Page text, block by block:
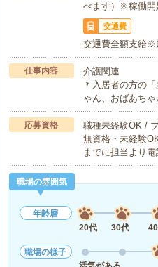
べます）※稼働開
交通費
交通費全額支給※
仕事内容
介護関連
＊入居者の方の
ゃん、おばあち
応募資格
職種未経験OK /
無資格・未経験
までに担当より
職場の雰囲気
年齢層
20代
30代
職場の様子